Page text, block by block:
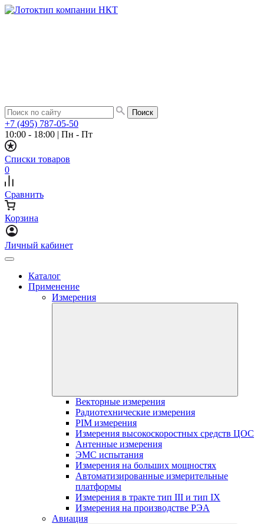
+7 (495) 787-05-50
10:00 - 18:00 | Пн - Пт
Списки товаров
0
Сравнить
Корзина
Личный кабинет
Каталог
Применение
Измерения
Векторные измерения
Радиотехнические измерения
PIM измерения
Измерения высокоскоростных средств ЦОС
Антенные измерения
ЭМС испытания
Измерения на больших мощностях
Автоматизированные измерительные
платформы
Измерения в тракте тип III и тип IX
Измерения на производстве РЭА
Авиация